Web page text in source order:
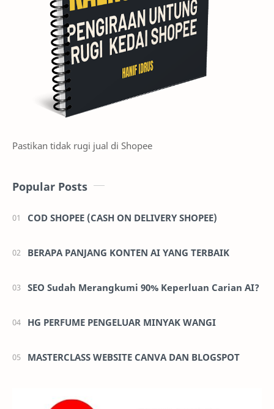
Pastikan tidak rugi jual di Shopee
Popular Posts
COD SHOPEE (CASH ON DELIVERY SHOPEE)
BERAPA PANJANG KONTEN AI YANG TERBAIK
SEO Sudah Merangkumi 90% Keperluan Carian AI?
HG PERFUME PENGELUAR MINYAK WANGI
MASTERCLASS WEBSITE CANVA DAN BLOGSPOT